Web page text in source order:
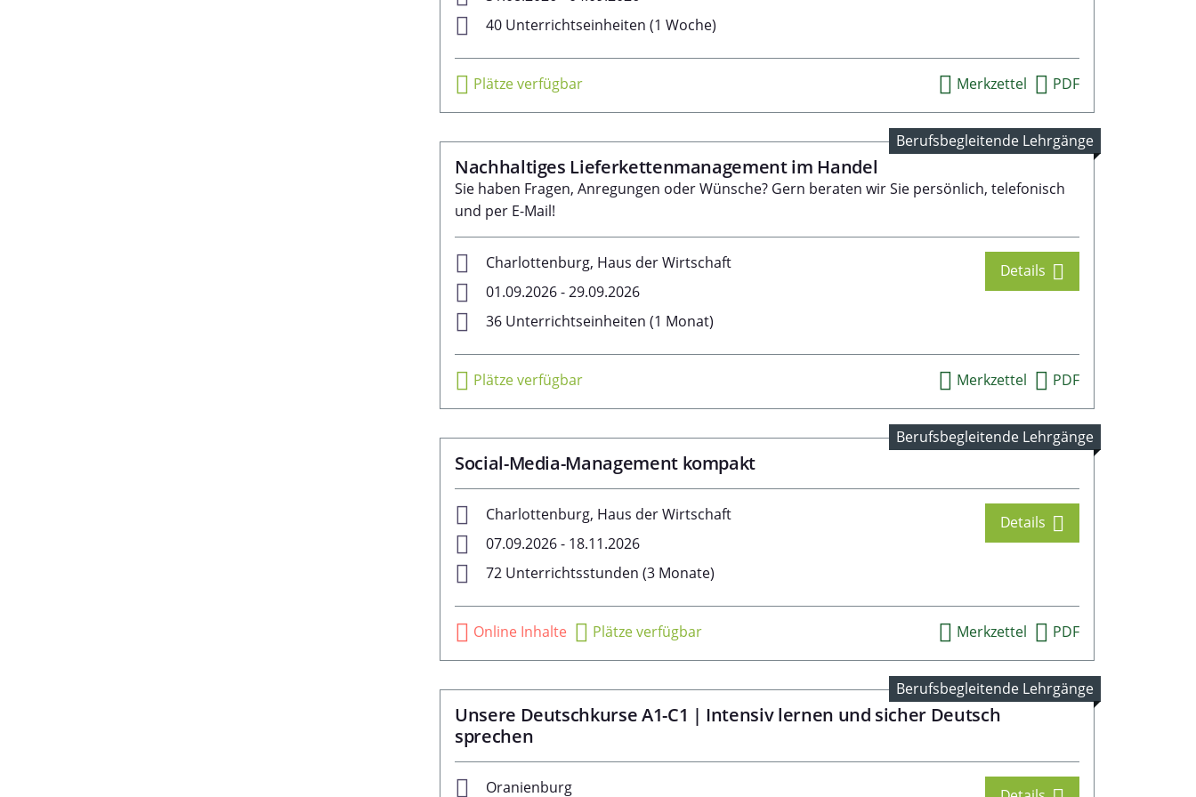
40 Unterrichtseinheiten (1 Woche)
Plätze verfügbar Merkzettel PDF
Nachhaltiges Lieferkettenmanagement im Handel
Sie haben Fragen, Anregungen oder Wünsche? Gern beraten wir Sie persönlich, telefonisch
und per E-Mail!
Charlottenburg, Haus der Wirtschaft
01.09.2026 - 29.09.2026
36 Unterrichtseinheiten (1 Monat)
Details
Plätze verfügbar Merkzettel PDF
Berufsbegleitende Lehrgänge
Social-Media-Management kompakt
Charlottenburg, Haus der Wirtschaft
07.09.2026 - 18.11.2026
72 Unterrichtsstunden (3 Monate)
Details
Online Inhalte Plätze verfügbar Merkzettel PDF
Berufsbegleitende Lehrgänge
Unsere Deutschkurse A1-C1 | Intensiv lernen und sicher Deutsch
sprechen
Oranienburg
Berufsbegleitende Lehrgänge